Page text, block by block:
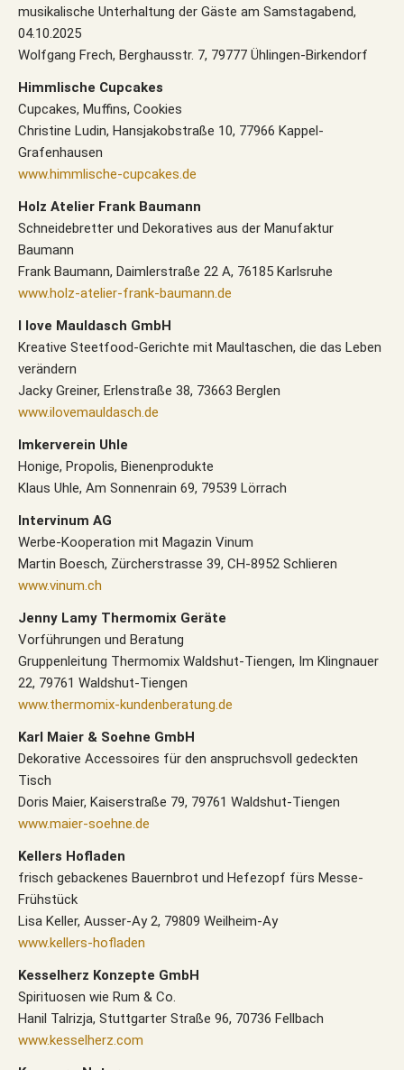
musikalische Unterhaltung der Gäste am Samstagabend,
04.10.2025
Wolfgang Frech, Berghausstr. 7, 79777 Ühlingen-Birkendorf
Himmlische Cupcakes
Cupcakes, Muffins, Cookies
Christine Ludin, Hansjakobstraße 10, 77966 Kappel-
Grafenhausen
www.himmlische-cupcakes.de
Holz Atelier Frank Baumann
Schneidebretter und Dekoratives aus der Manufaktur
Baumann
Frank Baumann, Daimlerstraße 22 A, 76185 Karlsruhe
www.holz-atelier-frank-baumann.de
I love Mauldasch GmbH
Kreative Steetfood-Gerichte mit Maultaschen, die das Leben
verändern
Jacky Greiner, Erlenstraße 38, 73663 Berglen
www.ilovemauldasch.de
Imkerverein Uhle
Honige, Propolis, Bienenprodukte
Klaus Uhle, Am Sonnenrain 69, 79539 Lörrach
Intervinum AG
Werbe-Kooperation mit Magazin Vinum
Martin Boesch, Zürcherstrasse 39, CH-8952 Schlieren
www.vinum.ch
Jenny Lamy Thermomix Geräte
Vorführungen und Beratung
Gruppenleitung Thermomix Waldshut-Tiengen, Im Klingnauer
22, 79761 Waldshut-Tiengen
www.thermomix-kundenberatung.de
Karl Maier & Soehne GmbH
Dekorative Accessoires für den anspruchsvoll gedeckten
Tisch
Doris Maier, Kaiserstraße 79, 79761 Waldshut-Tiengen
www.maier-soehne.de
Kellers Hofladen
frisch gebackenes Bauernbrot und Hefezopf fürs Messe-
Frühstück
Lisa Keller, Ausser-Ay 2, 79809 Weilheim-Ay
www.kellers-hofladen
Kesselherz Konzepte GmbH
Spirituosen wie Rum & Co.
Hanil Talrizja, Stuttgarter Straße 96, 70736 Fellbach
www.kesselherz.com